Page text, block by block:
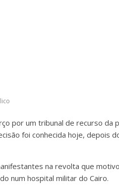
por um tribunal de recurso da
foi conhecida hoje, depois
na revolta que
num hospital militar do Cairo.